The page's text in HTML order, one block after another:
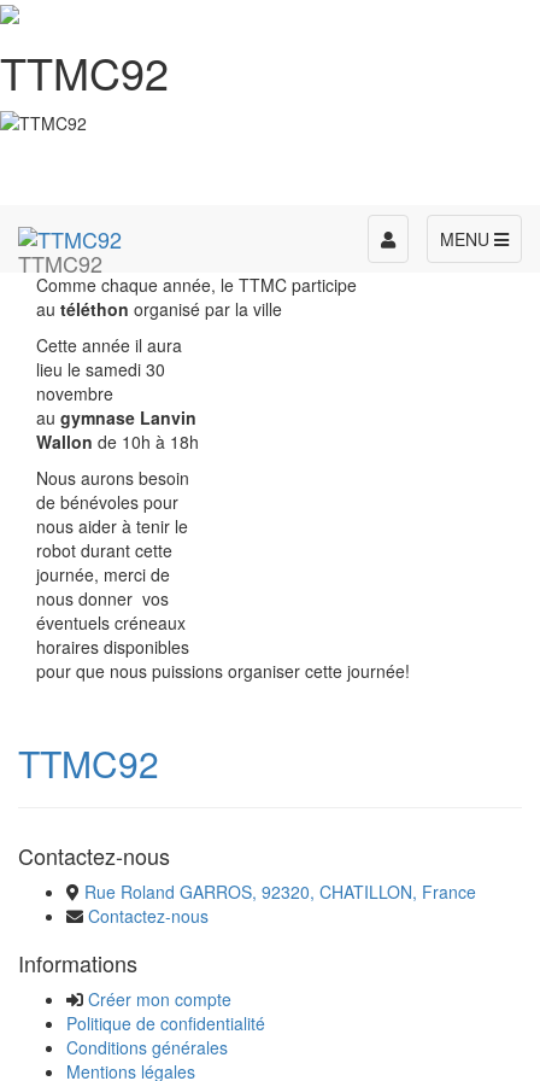
TTMC92
TTMC92
MENU
Toggle
navigation
Comme chaque année, le TTMC participe
au téléthon organisé par la ville
Cette année il aura
lieu le samedi 30
novembre
au gymnase Lanvin
Wallon de 10h à 18h
Nous aurons besoin
de bénévoles pour
nous aider à tenir le
robot durant cette
journée, merci de
nous donner vos
éventuels créneaux
horaires disponibles
pour que nous puissions organiser cette journée!
TTMC92
Contactez-nous
Rue Roland GARROS, 92320, CHATILLON, France
Contactez-nous
Informations
Créer mon compte
Politique de confidentialité
Conditions générales
Mentions légales